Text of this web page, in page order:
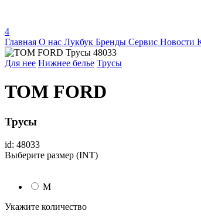
4
Главная О нас Лукбук Бренды Сервис Новости
Для нее Нижнее белье Трусы
TOM FORD
Трусы
id: 48033
Выберите размер (INT)
M
Укажите количество